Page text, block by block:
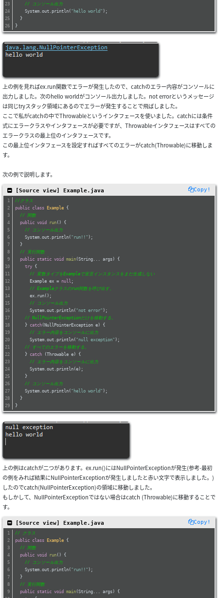
// コンソール出力
    System.out.println(
"hello world" );
  }
}
上の例を見ればex.run関数でエラーが発生したので、catchのエラー内容がコンソールに
出力しました。次のhello worldがコンソール出力しました。not errorというメッセージ
は同じtryスタック領域にあるのでエラーが発生することで飛ばしました。
ここで私がcatchの中でThrowableというインタフェースを使いました。catchには条件
式にエラークラスやインタフェースが必要ですが、Throwableインタフェースはすべての
エラークラスの最上位のインタフェースです。
この最上位インタフェースを設定すればすべてのエラーがcatch(Throwable)に移動しま
す。
次の例で説明します。
Copy!
[Source view] Example.java
//クラス
public class Example {
// 関数
public void run ()
{
// コンソール出力
    System.out.println(
"run!!" );
  }
// 実行関数
public static void main (String... args)
{
try {
// 変数タイプをExampleで宣言インスタンスをまだ生成しない
      Example ex =
null ;
// Exampleクラスのrun関数を呼び出す。
      ex.run();
// コンソール出力
      System.out.println(
"not error" );
// NullPointerExceptionだけを移動する。
    }
catch (NullPointerException e) {
// エラー内容をコンソールに出力
      System.out.println(
"null exception" );
// すべてのエラーを移動する。
    }
catch (Throwable e) {
// エラー内容をコンソールに出力
      System.out.println(e);
    }
// コンソール出力
    System.out.println(
"hello world" );
  }
}
上の例はcatchが二つがあります。ex.run()にはNullPointerExceptionが発生(参考-最初
の例をみれば結果にNullPointerExceptionが発生しましたと赤い文字で表示しました。)
したのでcatch(NullPointerException)の領域に移動しました。
もしかして、NullPointerExceptionではない場合はcatch (Throwable)に移動することで
す。
Copy!
[Source view] Example.java
// クラス
public class Example {
// 関数
public void run ()
{
// コンソール出力
    System.out.println(
"run!!" );
  }
// 実行関数
public static void main (String... args)
{